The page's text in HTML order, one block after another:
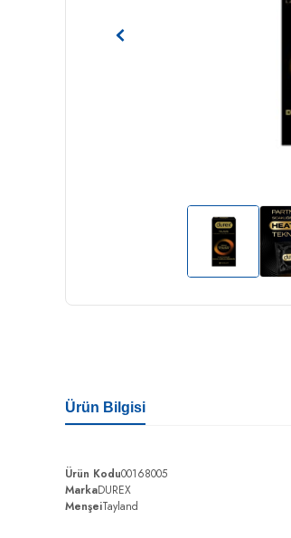
Ürün Bilgisi
Ürün Kodu00168005
MarkaDUREX
MenşeiTayland